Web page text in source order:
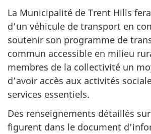
La Municipalité de Trent Hills
d’un véhicule de transport en
soutenir son programme de
commun accessible en milieu
membres de la collectivité un
d’avoir accès aux activités
services essentiels.
Des renseignements détaillés
figurent dans le document